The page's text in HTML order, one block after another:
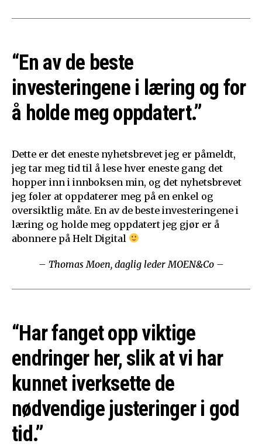
“En av de beste
investeringene i læring og for
å holde meg oppdatert.”
Dette er det eneste nyhetsbrevet jeg er påmeldt,
jeg tar meg tid til å lese hver eneste gang det
hopper inn i innboksen min, og det nyhetsbrevet
jeg føler at oppdaterer meg på en enkel og
oversiktlig måte. En av de beste investeringene i
læring og holde meg oppdatert jeg gjør er å
abonnere på Helt Digital
– Thomas Moen, daglig leder MOEN&Co –
“Har fanget opp viktige
endringer her, slik at vi har
kunnet iverksette de
nødvendige justeringer i god
tid.”